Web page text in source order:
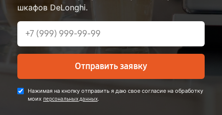
шкафов DeLonghi.
Отправить заявку
Нажимая на кнопку отправить я даю свое согласие на обработку
моих персональных данных.